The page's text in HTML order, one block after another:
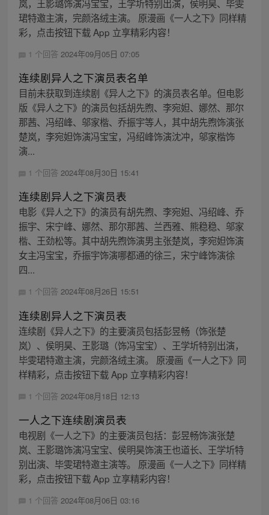
岚，王影璐饰演冯宝宝，王学圻特别出演，侯明昊、毕雯
珺特邀主演，完颜洛绒主演。 原漫画《一人之下》同样精
彩，点击按钮下载 App 立享精彩内容！
1 个回答 2024年09月05日 07:05
连续剧异人之下演员表名单
目前未获取到连续剧《异人之下》的演员表名单。但电影
版《异人之下》的演员包括胡先煦、李宛妲、娜然、那尔
那茜、冯绍峰、邬家楷、乔振宇等人，其中胡先煦饰演张
楚岚，李宛妲饰演冯宝宝，冯绍峰饰演沈冲，邬家楷饰
演...
1 个回答 2024年08月30日 15:41
连续剧异人之下演员表
电影《异人之下》的演员有胡先煦、李宛妲、冯绍峰、乔
振宇、宋宁峰、娜然、那尔那茜、兰西雅、熊稳稳、邬家
楷、王劲松等。其中胡先煦饰演男主张楚岚，李宛妲饰演
女主冯宝宝，乔振宇饰演哪都通的徐三，宋宁峰饰演徐
四...
1 个回答 2024年08月26日 15:51
连续剧异人之下演员表
连续剧《异人之下》的主要演员包括彭昱畅（饰张楚
岚）、侯明昊、王影璐（饰冯宝宝）、王学圻特别出演，
毕雯珺特邀主演，完颜洛绒主演。 原漫画《一人之下》同
样精彩，点击按钮下载 App 立享精彩内容！
1 个回答 2024年08月18日 12:13
一人之下连续剧演员表
电视剧《一人之下》的主要演员包括：彭昱畅饰演张楚
岚、王影璐饰演冯宝宝、侯明昊饰演王也道长、王学圻特
别出演、毕雯珺特邀主演等。 原漫画《一人之下》同样精
彩，点击按钮下载 App 立享精彩内容！
1 个回答 2024年08月06日 03:16